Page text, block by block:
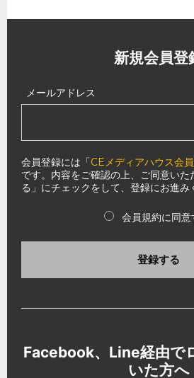
新規会員登
メールアドレス
会員登録には「CEメディアハウス会
です。内容をご確認の上、ご同意いた
る」にチェックをして、登録にお進み
会員規約に同意
登録する
Facebook、Line経由で
いた方へ